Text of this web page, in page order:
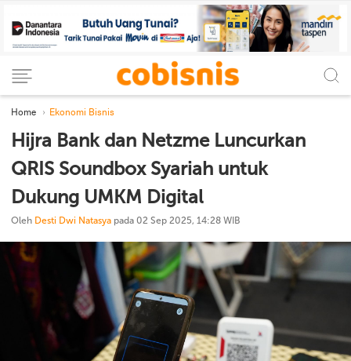
Home Ekonomi Bisnis
Hijra Bank dan Netzme Luncurkan
QRIS Soundbox Syariah untuk
Dukung UMKM Digital
Oleh Desti Dwi Natasya pada 02 Sep 2025, 14:28 WIB